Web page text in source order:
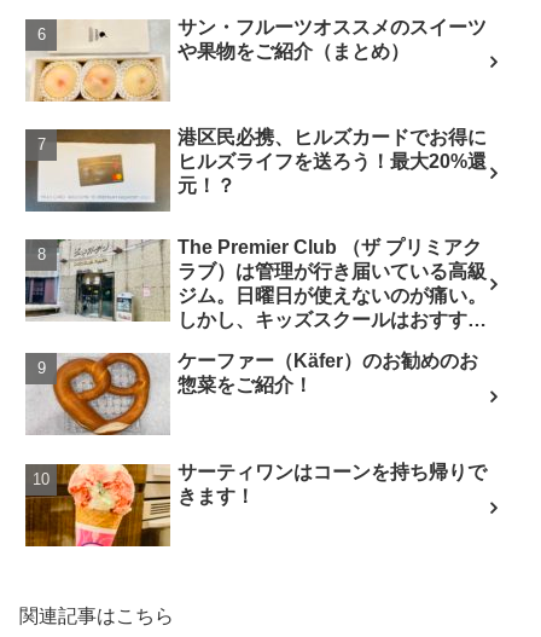
サン・フルーツオススメのスイーツ
や果物をご紹介（まとめ）
港区民必携、ヒルズカードでお得に
ヒルズライフを送ろう！最大20%還
元！？
The Premier Club （ザ プリミアク
ラブ）は管理が行き届いている高級
ジム。日曜日が使えないのが痛い。
しかし、キッズスクールはおすす
ケーファー（Käfer）のお勧めのお
惣菜をご紹介！
サーティワンはコーンを持ち帰りで
きます！
関連記事はこちら